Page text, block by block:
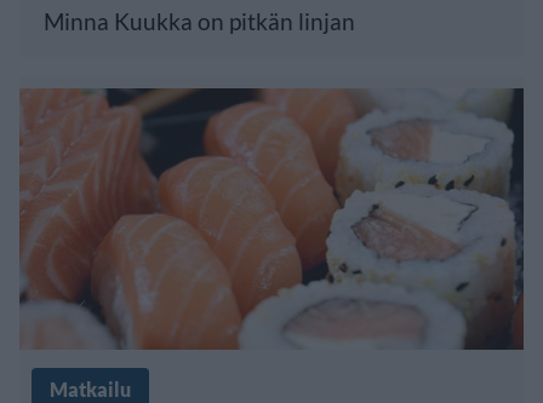
Minna Kuukka on pitkän linjan
Matkailu